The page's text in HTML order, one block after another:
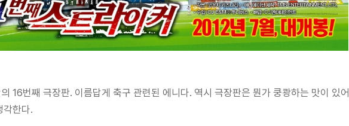
16번째 극장판. 이름답게 축구 관련된 에니다. 역시 극장판은 뭔가 쿵쾅하는 맛이 있어
각한다.